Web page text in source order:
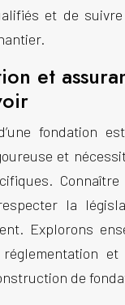
et de
et
fondation
et
la
Explorons
et
de